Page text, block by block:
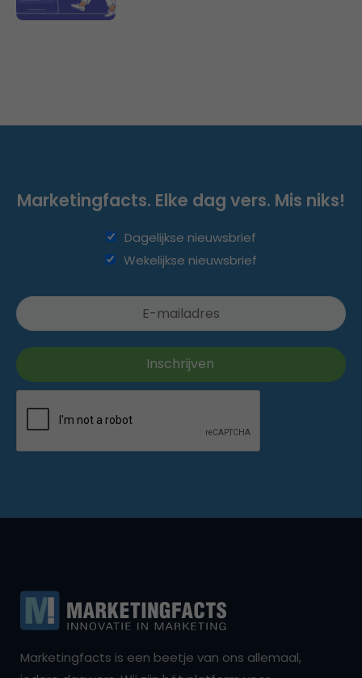
Marketingfacts. Elke dag vers. Mis niks!
Dagelijkse nieuwsbrief
Wekelijkse nieuwsbrief
Marketingfacts is een beetje van ons allemaal,